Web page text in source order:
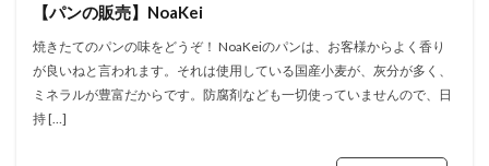
【パンの販売】NoaKei
焼きたてのパンの味をどうぞ！ NoaKeiのパンは、お客様からよく香り
が良いねと言われます。それは使用している国産小麦が、灰分が多く、
ミネラルが豊富だからです。防腐剤なども一切使っていませんので、日
持 […]